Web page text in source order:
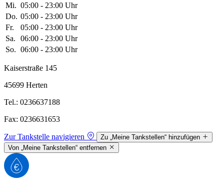
Mi. 05:00 - 23:00 Uhr
Do. 05:00 - 23:00 Uhr
Fr.
05:00 - 23:00 Uhr
Sa.
06:00 - 23:00 Uhr
So. 06:00 - 23:00 Uhr
Kaiserstraße 145
45699 Herten
Tel.: 0236637188
Fax: 0236631653
Zur Tankstelle navigieren
Zu „Meine Tankstellen“ hinzufügen
Von „Meine Tankstellen“ entfernen